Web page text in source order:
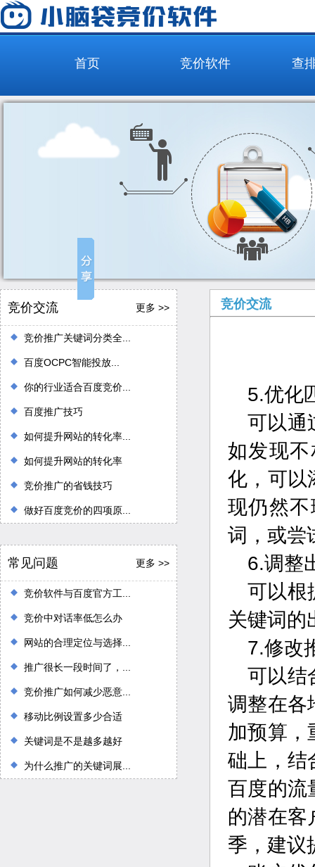
首页 竞价软件 查
竞价交流 更多 >>
竞价推广关键词分类全...
百度OCPC智能投放...
你的行业适合百度竞价...
百度推广技巧
如何提升网站的转化率...
如何提升网站的转化率
竞价推广的省钱技巧
做好百度竞价的四项原...
常见问题 更多 >>
竞价软件与百度官方工...
竞价中对话率低怎么办
网站的合理定位与选择...
推广很长一段时间了，...
竞价推广如何减少恶意...
移动比例设置多少合适
关键词是不是越多越好
为什么推广的关键词展...
竞价交流
5.优化
可以通
如发现
化，可以
现仍然
词，或尝
6.调整
可以根
关键词的
7.修改
可以结
调整在各
加预算，
础上，结
百度的流
的潜在客
季，建议